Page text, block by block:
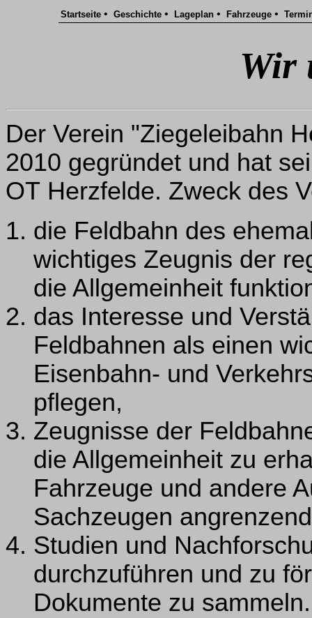
Startseite• Geschichte• Lageplan• Fahrzeuge•
Wir
Der Verein "Ziegeleibahn
2010 gegründet und hat
OT Herzfelde. Zweck des
die Feldbahn des
wichtiges Zeugnis der
die Allgemeinheit
das Interesse und
Feldbahnen als einen
Eisenbahn- und
pflegen,
Zeugnisse der
die Allgemeinheit zu
Fahrzeuge und andere
Sachzeugen
Studien und
durchzuführen und zu
Dokumente zu sammeln.